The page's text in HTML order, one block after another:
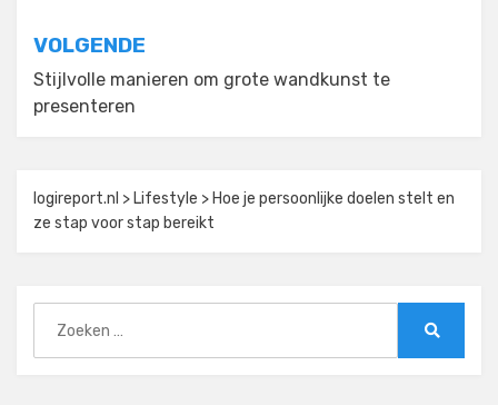
VOLGENDE
Stijlvolle manieren om grote wandkunst te
presenteren
logireport.nl >Lifestyle >Hoe je persoonlijke doelen stelt en
ze stap voor stap bereikt
naar: